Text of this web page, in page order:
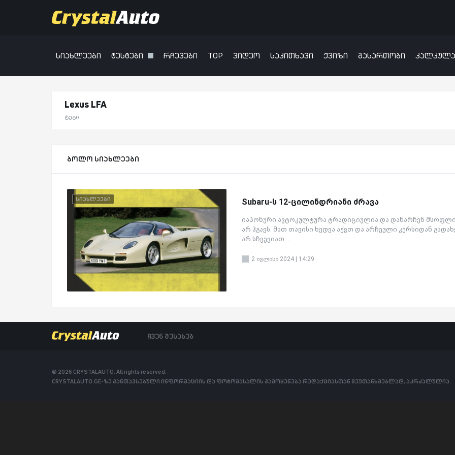
სიახლეები ტესტები რჩევები TOP ვიდეო საკითხავი ქვიზი გასართობი
Lexus LFA
ტეგი
ბოლო სიახლეები
სიახლეები Subaru-ს 12-ცილინდრიანი ძრავა
იაპონური ავტოკულტურა ტრადიციულია და დანარჩენ
არ ჰგავს. მათ თავისი ხედვა აქვთ და არჩეული კურსიდან
არ სჩვევიათ. ...
2 ივლისი 2024 | 14:29
ჩვენ შესახებ
© 2026 CRYSTALAUTO, All rights reserved.
CRYSTALAUTO.GE-ზე განთავსებული ინფორმაციის და ფოტომასალის გამოყენება რედაქციასთან შეუთანხმებლად, აკრძალულია.